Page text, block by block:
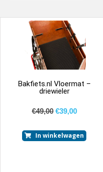
Bakfiets.nl Vloermat –
driewieler
€49,00 €39,00
In winkelwagen